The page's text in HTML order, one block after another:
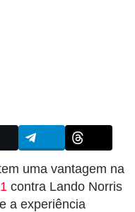
uma vantagem na
contra Lando Norris
a experiência